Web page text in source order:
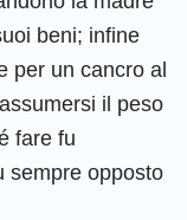
beni; infine
per un cancro al
il peso
fare fu
sempre opposto